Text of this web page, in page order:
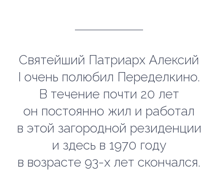
Святейший Патриарх Алексий
I очень полюбил Переделкино.
В течение почти 20 лет
он постоянно жил и работал
в этой загородной резиденции
и здесь в 1970 году
в возрасте 93-х лет скончался.